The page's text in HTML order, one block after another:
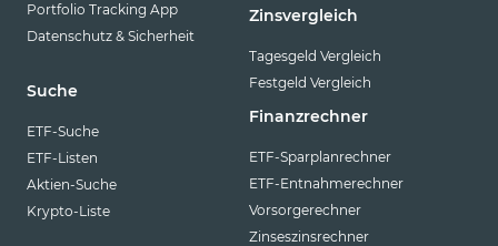
Portfolio Tracking App
Datenschutz & Sicherheit
Suche
ETF-Suche
ETF-Listen
Aktien-Suche
Krypto-Liste
Zinsvergleich
Tagesgeld Vergleich
Festgeld Vergleich
Finanzrechner
ETF-Sparplanrechner
ETF-Entnahmerechner
Vorsorgerechner
Zinseszinsrechner